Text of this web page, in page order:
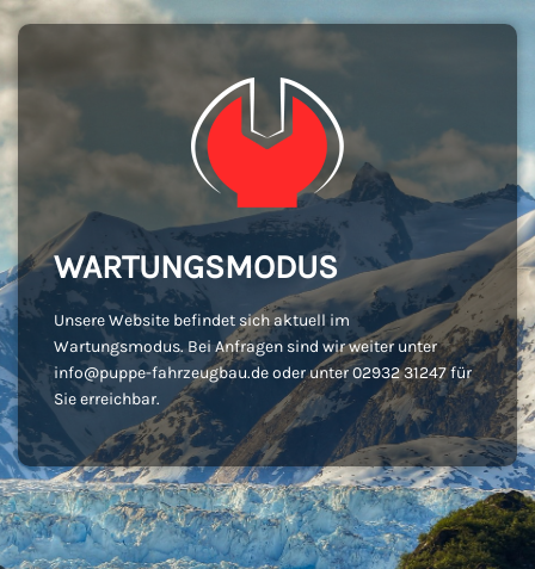
WARTUNGSMODUS
Unsere Website befindet sich aktuell im
Wartungsmodus. Bei Anfragen sind wir weiter unter
info@puppe-fahrzeugbau.de oder unter 02932 31247 für
Sie erreichbar.